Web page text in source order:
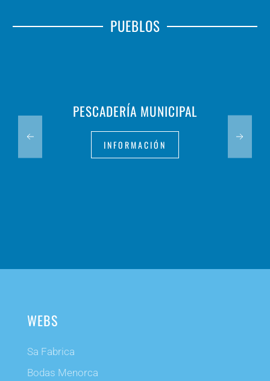
PUEBLOS
PESCADERÍA MUNICIPAL
INFORMACIÓN
WEBS
Sa Fabrica
Bodas Menorca